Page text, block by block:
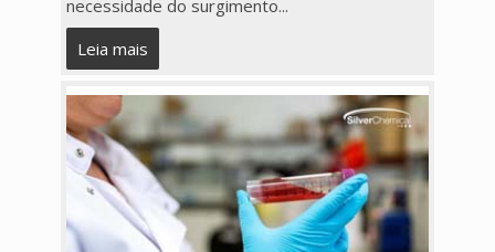
necessidade do surgimento...
Leia mais